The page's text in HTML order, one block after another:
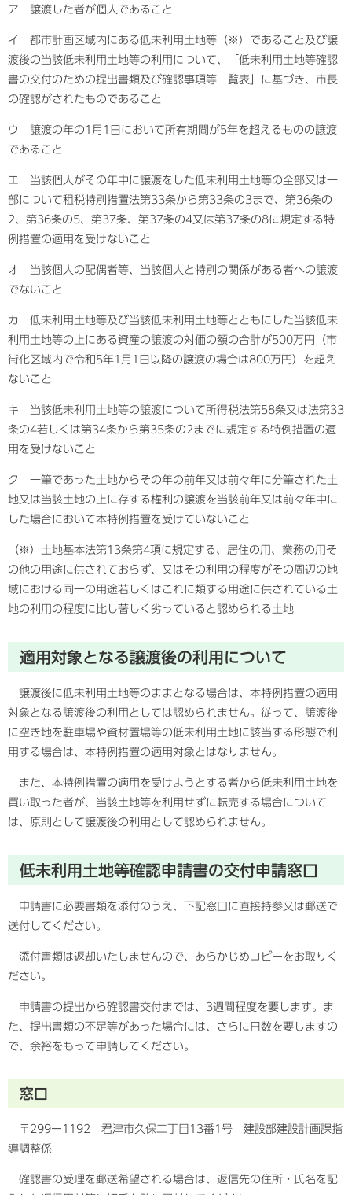
ア 譲渡した者が個人であること
イ 都市計画区域内にある低未利用土地等（※）であること及び譲
渡後の当該低未利用土地等の利用について、「低未利用土地等確認
書の交付のための提出書類及び確認事項等一覧表」に基づき、市長
の確認がされたものであること
ウ 譲渡の年の1月1日において所有期間が5年を超えるものの譲渡
であること
エ 当該個人がその年中に譲渡をした低未利用土地等の全部又は一
部について租税特別措置法第33条から第33条の3まで、第36条の
2、第36条の5、第37条、第37条の4又は第37条の8に規定する特
例措置の適用を受けないこと
オ 当該個人の配偶者等、当該個人と特別の関係がある者への譲渡
でないこと
カ 低未利用土地等及び当該低未利用土地等とともにした当該低未
利用土地等の上にある資産の譲渡の対価の額の合計が500万円（市
街化区域内で令和5年1月1日以降の譲渡の場合は800万円）を超え
ないこと
キ 当該低未利用土地等の譲渡について所得税法第58条又は法第33
条の4若しくは第34条から第35条の2までに規定する特例措置の適
用を受けないこと
ク 一筆であった土地からその年の前年又は前々年に分筆された土
地又は当該土地の上に存する権利の譲渡を当該前年又は前々年中に
した場合において本特例措置を受けていないこと
（※）土地基本法第13条第4項に規定する、居住の用、業務の用そ
の他の用途に供されておらず、又はその利用の程度がその周辺の地
域における同一の用途若しくはこれに類する用途に供されている土
地の利用の程度に比し著しく劣っていると認められる土地
適用対象となる譲渡後の利用について
譲渡後に低未利用土地等のままとなる場合は、本特例措置の適用
対象となる譲渡後の利用としては認められません。従って、譲渡後
に空き地を駐車場や資材置場等の低未利用土地に該当する形態で利
用する場合は、本特例措置の適用対象とはなりません。
また、本特例措置の適用を受けようとする者から低未利用土地を
買い取った者が、当該土地等を利用せずに転売する場合について
は、原則として譲渡後の利用として認められません。
低未利用土地等確認申請書の交付申請窓口
申請書に必要書類を添付のうえ、下記窓口に直接持参又は郵送で
送付してください。
添付書類は返却いたしませんので、あらかじめコピーをお取りく
ださい。
申請書の提出から確認書交付までは、3週間程度を要します。ま
た、提出書類の不足等があった場合には、さらに日数を要しますの
で、余裕をもって申請してください。
窓口
〒299ー1192 君津市久保二丁目13番1号 建設部建設計画課指
導調整係
確認書の受理を郵送希望される場合は、返信先の住所・氏名を記